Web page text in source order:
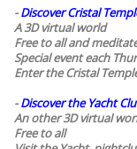
-Discover Cristal
A 3D virtual world
Free to all and
Special event each
Enter the Cristal
-Discover the Yacht
An other 3D virtual
Free to all